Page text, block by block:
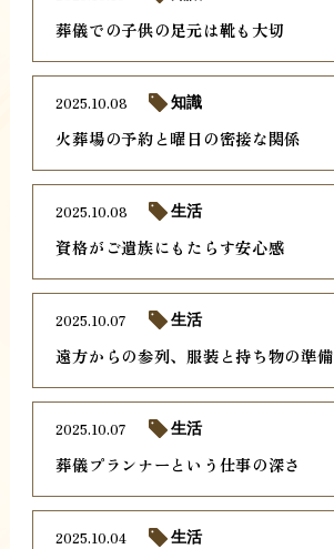
葬儀での子供の足元は靴も大切
火葬場の予約と曜日の密接な関係
2025.10.08 知識
資格がご遺族にもたらす安心感
2025.10.08 生活
遠方からの参列、服装と持ち物の準備
2025.10.07 生活
葬儀プランナーという仕事の深さ
2025.10.07 生活
2025.10.04 生活